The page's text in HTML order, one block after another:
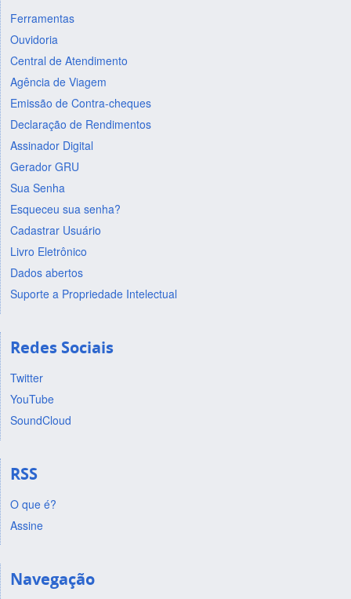
Ferramentas
Ouvidoria
Central de Atendimento
Agência de Viagem
Emissão de Contra-cheques
Declaração de Rendimentos
Assinador Digital
Gerador GRU
Sua Senha
Esqueceu sua senha?
Cadastrar Usuário
Livro Eletrônico
Dados abertos
Suporte a Propriedade Intelectual
Redes Sociais
Twitter
YouTube
SoundCloud
RSS
O que é?
Assine
Navegação